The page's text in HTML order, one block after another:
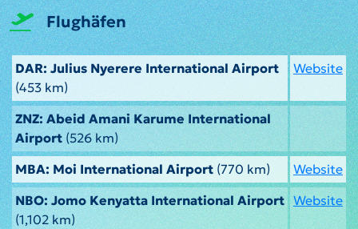
Flughäfen
DAR: Julius Nyerere International Airport
(453 km)
Website
ZNZ: Abeid Amani Karume International
Airport(526 km)
MBA: Moi International Airport (770 km)
Website
NBO: Jomo Kenyatta International Airport
(1,102 km)
Website